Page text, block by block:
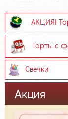
АКЦИЯ!
Торты с
Свечки
Акция